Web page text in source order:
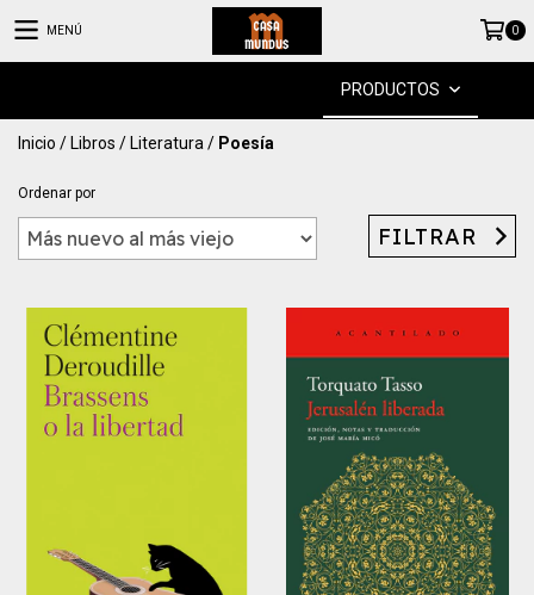
MENÚ 0
PRODUCTOS
Inicio / Libros / Literatura / Poesía
Ordenar por
FILTRAR